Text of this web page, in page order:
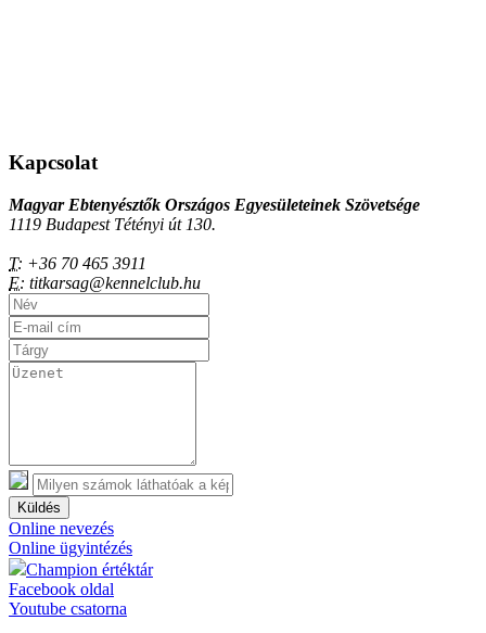
Kapcsolat
Magyar Ebtenyésztők Országos Egyesületeinek Szövetsége
1119 Budapest Tétényi út 130.
T: +36 70 465 3911
E: titkarsag@kennelclub.hu
Küldés
Online nevezés
Online ügyintézés
Champion értéktár
Facebook oldal
Youtube csatorna